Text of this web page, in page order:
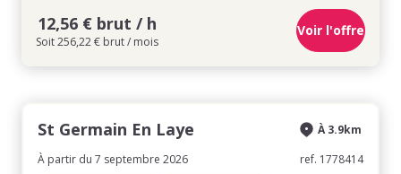
12,56 € brut / h
Soit 256,22 € brut / mois
Voir l'offre
St Germain En Laye
À partir du 7 septembre 2026
À 3.9km
ref. 1778414